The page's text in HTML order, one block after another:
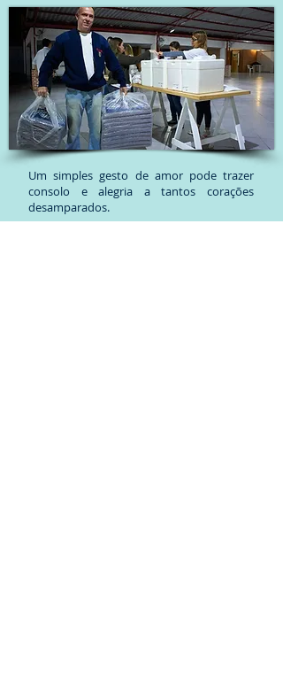
Um simples gesto de amor pode trazer
consolo e alegria a tantos corações
desamparados.